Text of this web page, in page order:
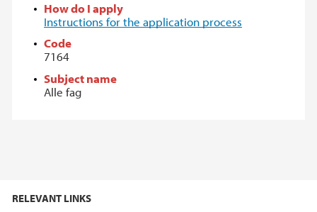
How do I apply
Instructions for the application process
Code
7164
Subject name
Alle fag
RELEVANT LINKS